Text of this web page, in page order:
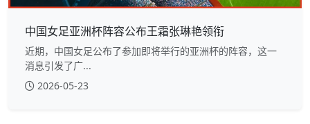
中国女足亚洲杯阵容公布王霜张琳艳领衔
近期，中国女足公布了参加即将举行的亚洲杯的阵容，这一
消息引发了广...
2026-05-23